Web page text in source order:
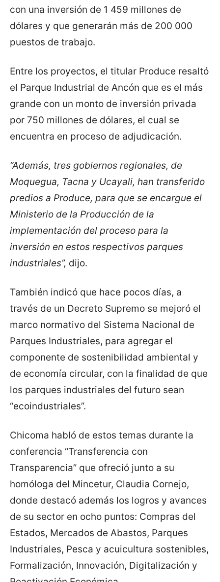
con una inversión de 1 459 millones de
dólares y que generarán más de 200 000
puestos de trabajo.
Entre los proyectos, el titular Produce resaltó
el Parque Industrial de Ancón que es el más
grande con un monto de inversión privada
por 750 millones de dólares, el cual se
encuentra en proceso de adjudicación.
“Además, tres gobiernos regionales, de
Moquegua, Tacna y Ucayali, han transferido
predios a Produce, para que se encargue el
Ministerio de la Producción de la
implementación del proceso para la
inversión en estos respectivos parques
industriales”, dijo.
También indicó que hace pocos días, a
través de un Decreto Supremo se mejoró el
marco normativo del Sistema Nacional de
Parques Industriales, para agregar el
componente de sostenibilidad ambiental y
de economía circular, con la finalidad de que
los parques industriales del futuro sean
“ecoindustriales”.
Chicoma habló de estos temas durante la
conferencia “Transferencia con
Transparencia” que ofreció junto a su
homóloga del Mincetur, Claudia Cornejo,
donde destacó además los logros y avances
de su sector en ocho puntos: Compras del
Estados, Mercados de Abastos, Parques
Industriales, Pesca y acuicultura sostenibles,
Formalización, Innovación, Digitalización y